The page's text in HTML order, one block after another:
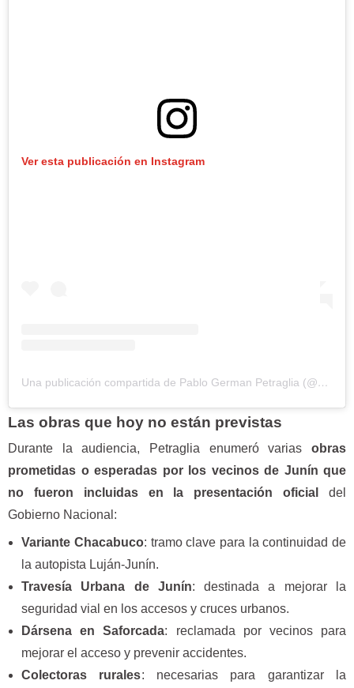
Ver esta publicación en Instagram
Una publicación compartida de Pablo German Petraglia (@pgpetraglia)
Las obras que hoy no están previstas
Durante la audiencia, Petraglia enumeró varias obras
prometidas o esperadas por los vecinos de Junín que
no fueron incluidas en la presentación oficial
del
Gobierno Nacional:
Variante Chacabuco: tramo clave para la continuidad de
la autopista Luján-Junín.
Travesía Urbana de Junín: destinada a mejorar la
seguridad vial en los accesos y cruces urbanos.
Dársena en Saforcada: reclamada por vecinos para
mejorar el acceso y prevenir accidentes.
Colectoras rurales: necesarias para garantizar la